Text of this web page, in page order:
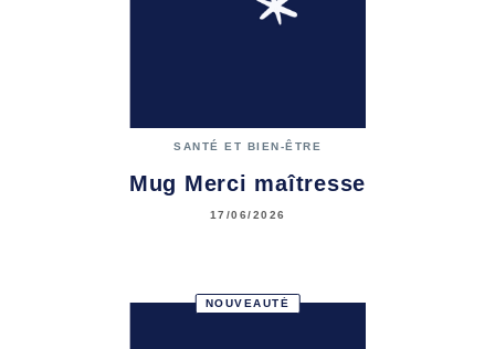
SANTÉ ET BIEN-ÊTRE
Mug Merci maîtresse
17/06/2026
NOUVEAUTÉ